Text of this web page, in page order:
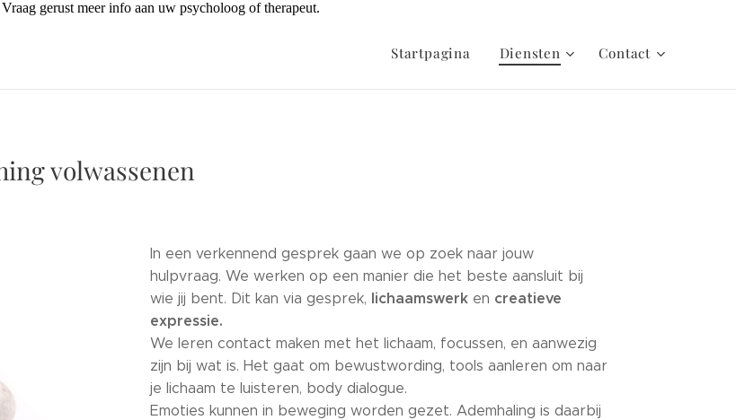
gerust meer info aan uw psycholoog of therapeut.
Startpagina Diensten Contact
volwassenen
In een verkennend gesprek gaan we op zoek naar jouw
hulpvraag. We werken op een manier die het beste aansluit bij
wie jij bent. Dit kan via gesprek, lichaamswerk en creatieve
expressie.
We leren contact maken met het lichaam, focussen, en aanwezig
zijn bij wat is. Het gaat om bewustwording, tools aanleren om naar
je lichaam te luisteren, body dialogue.
Emoties kunnen in beweging worden gezet. Ademhaling is daarbij